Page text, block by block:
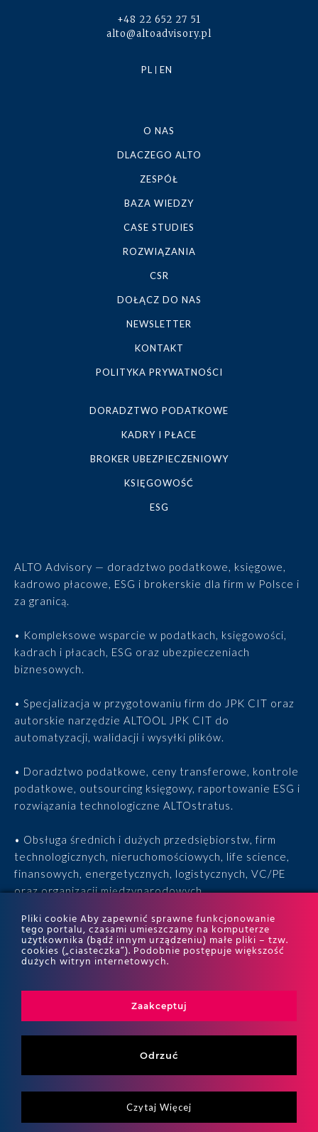
+48 22 652 27 51
alto@altoadvisory.pl
PL EN
O NAS
DLACZEGO ALTO
ZESPÓŁ
BAZA WIEDZY
CASE STUDIES
ROZWIĄZANIA
CSR
DOŁĄCZ DO NAS
NEWSLETTER
KONTAKT
POLITYKA PRYWATNOŚCI
DORADZTWO PODATKOWE
KADRY I PŁACE
BROKER UBEZPIECZENIOWY
KSIĘGOWOŚĆ
ESG
ALTO Advisory — doradztwo podatkowe, księgowe,
kadrowo płacowe, ESG i brokerskie dla firm w Polsce i
za granicą.
• Kompleksowe wsparcie w podatkach, księgowości,
kadrach i płacach, ESG oraz ubezpieczeniach
biznesowych.
• Specjalizacja w przygotowaniu firm do JPK CIT oraz
autorskie narzędzie ALTOOL JPK CIT do
automatyzacji, walidacji i wysyłki plików.
• Doradztwo podatkowe, ceny transferowe, kontrole
podatkowe, outsourcing księgowy, raportowanie ESG i
rozwiązania technologiczne ALTOstratus.
• Obsługa średnich i dużych przedsiębiorstw, firm
technologicznych, nieruchomościowych, life science,
finansowych, energetycznych, logistycznych, VC/PE
oraz organizacji międzynarodowych.
• 15 lat doświadczenia, 170 ekspertów, tysiące
zrealizowanych projektów i wyróżnienia w rankingach
ITR World Tax i ITR World TP.
Pliki cookie Aby zapewnić sprawne funkcjonowanie
tego portalu, czasami umieszczamy na komputerze
użytkownika (bądź innym urządzeniu) małe pliki – tzw.
cookies („ciasteczka”). Podobnie postępuje większość
dużych witryn internetowych.
Zaakceptuj
Odrzuć
Czytaj Więcej